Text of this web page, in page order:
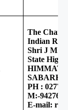
The
Indian Red
Shri J M
State High
PH :
M:-
E-mail: